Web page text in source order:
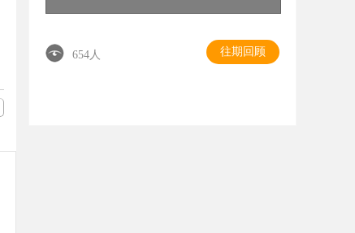
654人 往期回顾